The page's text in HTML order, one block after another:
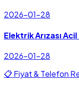
2026-01-28
Elektrik Arızası
2026-01-28
📋 Fiyat & Telefon